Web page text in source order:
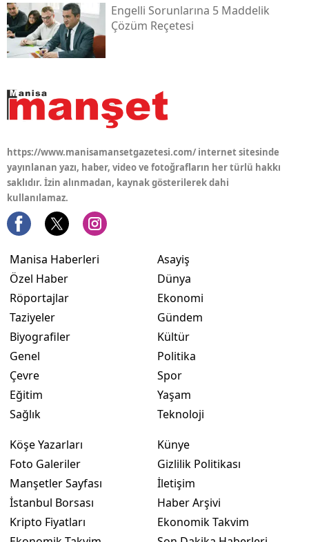
Engelli Sorunlarına 5 Maddelik
Çözüm Reçetesi
https://www.manisamansetgazetesi.com/ internet sitesinde
yayınlanan yazı, haber, video ve fotoğrafların her türlü hakkı
saklıdır. İzin alınmadan, kaynak gösterilerek dahi
kullanılamaz.
Manisa Haberleri
Özel Haber
Röportajlar
Taziyeler
Biyografiler
Genel
Çevre
Eğitim
Sağlık
Asayiş
Dünya
Ekonomi
Gündem
Kültür
Politika
Spor
Yaşam
Teknoloji
Köşe Yazarları
Foto Galeriler
Manşetler Sayfası
İstanbul Borsası
Kripto Fiyatları
Künye
Gizlilik Politikası
İletişim
Haber Arşivi
Ekonomik Takvim